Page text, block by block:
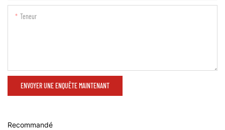
Teneur
ENVOYER UNE ENQUÊTE MAINTENANT
Recommandé